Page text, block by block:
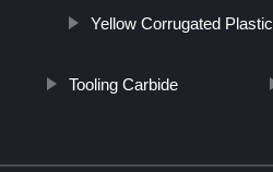
Yellow Corrugated Plastic
Tooling Carbide